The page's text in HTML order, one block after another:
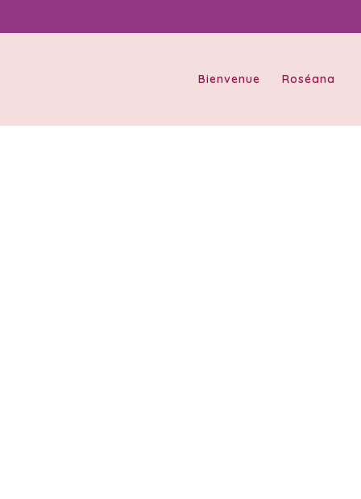
Bienvenue Roséana